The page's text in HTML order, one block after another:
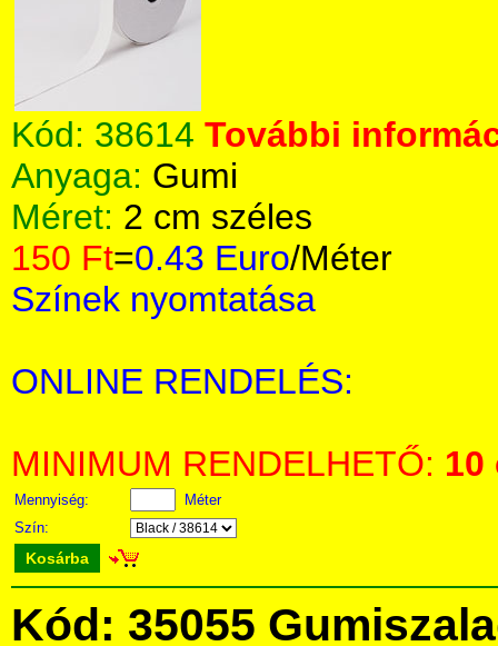
Kód: 38614 További
Anyaga: Gumi
Méret: 2 cm széles
150 Ft=0.43 Euro/Méter
Színek nyomtatása
ONLINE RENDELÉS:
MINIMUM RENDELHETŐ: 10
Mennyiség:
Méter
Szín:
Kosárba
Kód: 35055